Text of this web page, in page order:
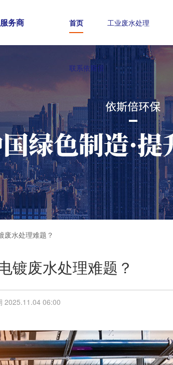
务商 首页 工业废水处理
联系依斯倍
废水处理难题？
镀废水处理难题？
2025.11.04 06:00